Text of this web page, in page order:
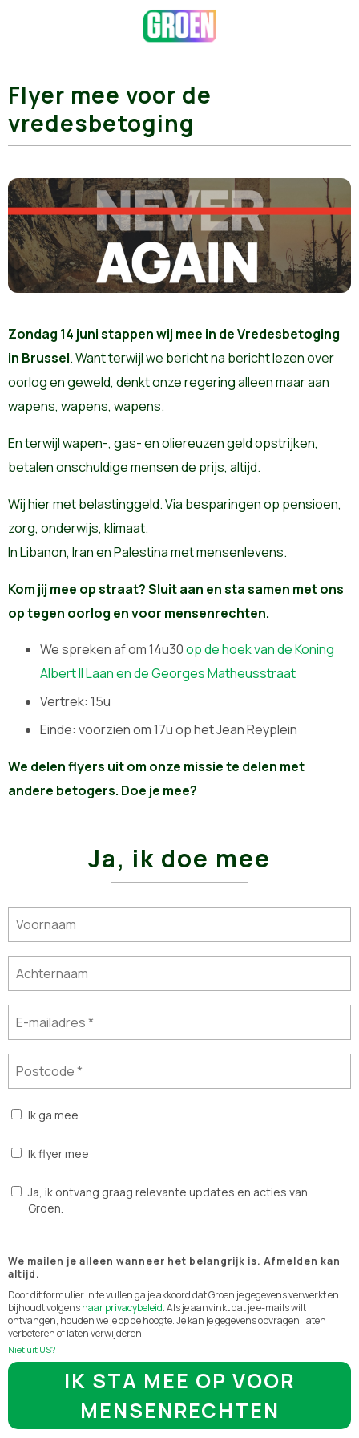
Flyer mee voor de
vredesbetoging
Zondag 14 juni stappen wij mee in de Vredesbetoging
in Brussel. Want terwijl we bericht na bericht lezen over
oorlog en geweld, denkt onze regering alleen maar aan
wapens, wapens, wapens.
En terwijl wapen-, gas- en oliereuzen geld opstrijken,
betalen onschuldige mensen de prijs, altijd.
Wij hier met belastinggeld. Via besparingen op pensioen,
zorg, onderwijs, klimaat.
In Libanon, Iran en Palestina met mensenlevens.
Kom jij mee op straat? Sluit aan en sta samen met ons
op tegen oorlog en voor mensenrechten.
We spreken af om 14u30op de hoek van de Koning
Albert II Laan en de Georges Matheusstraat
Vertrek: 15u
Einde: voorzien om 17u op het Jean Reyplein
We delen flyers uit om onze missie te delen met
andere betogers. Doe je mee?
Ja, ik doe mee
Ik ga mee
Ik flyer mee
Ja, ik ontvang graag relevante updates en acties van
Groen.
We mailen je alleen wanneer het belangrijk is. Afmelden kan
altijd.
Door dit formulier in te vullen ga je akkoord dat Groen je gegevens verwerkt en
bijhoudt volgenshaar privacybeleid. Als je aanvinkt dat je e-mails wilt
ontvangen, houden we je op de hoogte. Je kan je gegevens opvragen, laten
verbeteren of laten verwijderen.
Niet uit US?